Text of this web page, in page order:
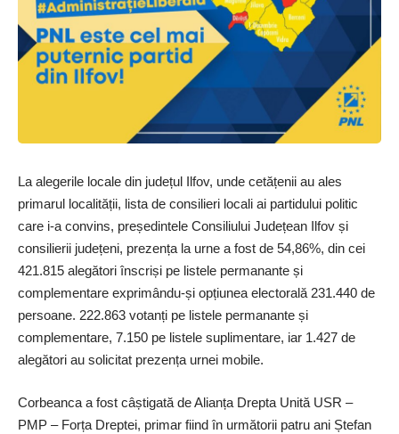
La alegerile locale din județul Ilfov, unde cetățenii au ales
primarul localității, lista de consilieri locali ai partidului politic
care i-a convins, președintele Consiliului Județean Ilfov și
consilierii județeni, prezența la urne a fost de 54,86%, din cei
421.815 alegători înscriși pe listele permanante și
complementare exprimându-și opțiunea electorală 231.440 de
per­soane. 222.863 vo­tanți pe listele permanante și
complementare, 7.150 pe listele suplimentare, iar 1.427 de
alegători au solicitat prezența urnei mobile.
Corbeanca a fost câș­tigată de Alianța Drepta Unită USR –
PMP – Forța Dreptei, primar fiind în următorii patru ani Ștefan